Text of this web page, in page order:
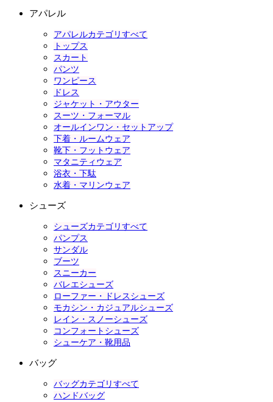
アパレル
アパレルカテゴリすべて
トップス
スカート
パンツ
ワンピース
ドレス
ジャケット・アウター
スーツ・フォーマル
オールインワン・セットアップ
下着・ルームウェア
靴下・フットウェア
マタニティウェア
浴衣・下駄
水着・マリンウェア
シューズ
シューズカテゴリすべて
パンプス
サンダル
ブーツ
スニーカー
バレエシューズ
ローファー・ドレスシューズ
モカシン・カジュアルシューズ
レイン・スノーシューズ
コンフォートシューズ
シューケア・靴用品
バッグ
バッグカテゴリすべて
ハンドバッグ